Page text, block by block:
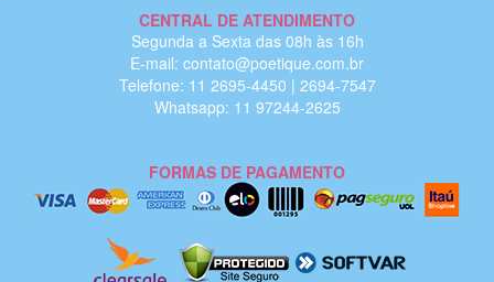
CENTRAL DE ATENDIMENTO
Segunda a Sexta das 08h às 16h
E-mail: contato@poetique.com.br
Telefone: 11 2695-4450 | 2694-7547
Whatsapp: 11 97244-2625
FORMAS DE PAGAMENTO